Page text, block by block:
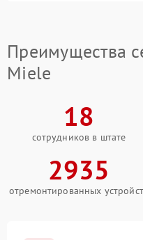
Преимущества
Miele
18
сотрудников в штате
2935
отремонтированных